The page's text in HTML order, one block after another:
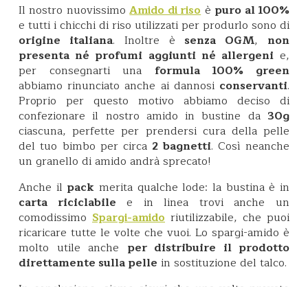
Il nostro nuovissimoAmido di risoè puro al 100%
e tutti i chicchi di riso utilizzati per produrlo sono di
origine italiana. Inoltre è senza OGM, non
presenta né profumi aggiunti né allergenie,
per consegnarti una formula 100% green
abbiamo rinunciato anche ai dannosi conservanti.
Proprio per questo motivo abbiamo deciso di
confezionare il nostro amido in bustine da 30g
ciascuna, perfette per prendersi cura della pelle
del tuo bimbo per circa 2 bagnetti. Così neanche
un granello di amido andrà sprecato!
Anche il pack merita qualche lode: la bustina è in
carta riciclabile e in linea trovi anche un
comodissimo Spargi-amido riutilizzabile, che puoi
ricaricare tutte le volte che vuoi. Lo spargi-amido è
molto utile anche per distribuire il prodotto
direttamente sulla pelle in sostituzione del talco.